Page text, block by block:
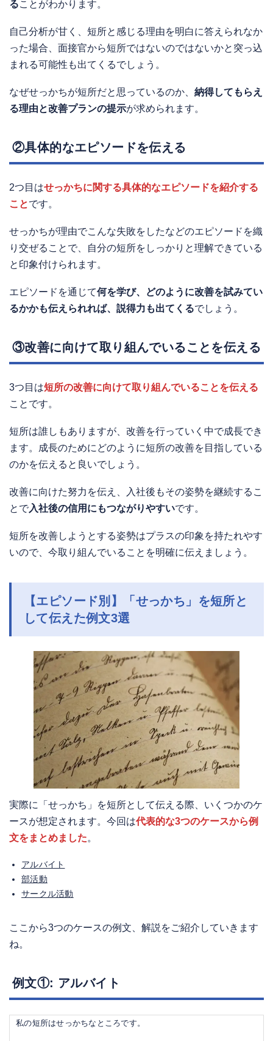
ることがわかります。
自己分析が甘く、短所と感じる理由を明白に答えられなか
った場合、面接官から短所ではないのではないかと突っ込
まれる可能性も出てくるでしょう。
なぜせっかちが短所だと思っているのか、 納得してもらえ
る理由と改善プランの提示が求められます。
②具体的なエピソードを伝える
2つ目はせっかちに関する具体的なエピソードを紹介する
ことです。
せっかちが理由でこんな失敗をしたなどのエピソードを織
り交ぜることで、自分の短所をしっかりと理解できている
と印象付けられます。
エピソードを通じて何を学び、どのように改善を試みてい
るかかも伝えられれば、説得力も出てくるでしょう。
③改善に向けて取り組んでいることを伝える
3つ目は短所の改善に向けて取り組んでいることを伝える
ことです。
短所は誰しもありますが、改善を行っていく中で成長でき
ます。成長のためにどのように短所の改善を目指している
のかを伝えると良いでしょう。
改善に向けた努力を伝え、入社後もその姿勢を継続するこ
とで入社後の信用にもつながりやすいです。
短所を改善しようとする姿勢はプラスの印象を持たれやす
いので、今取り組んでいることを明確に伝えましょう。
【エピソード別】「せっかち」を短所と
して伝えた例文3選
実際に「せっかち」を短所として伝える際、いくつかのケ
ースが想定されます。今回は代表的な3つのケースから例
文をまとめました。
アルバイト
部活動
サークル活動
ここから3つのケースの例文、解説をご紹介していきます
ね。
例文①: アルバイト
私の短所はせっかちなところです。